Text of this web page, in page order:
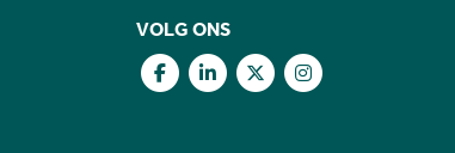
VOLG ONS